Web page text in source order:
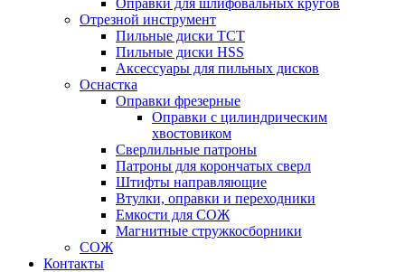
Отрезной инструмент
Пильные диски ТСТ
Пильные диски HSS
Аксессуары для пильных дисков
Оснастка
Оправки фрезерные
Оправки с цилиндрическим
хвостовиком
Сверлильные патроны
Патроны для корончатых сверл
Штифты направляющие
Втулки, оправки и переходники
Емкости для СОЖ
Магнитные стружкосборники
СОЖ
Контакты